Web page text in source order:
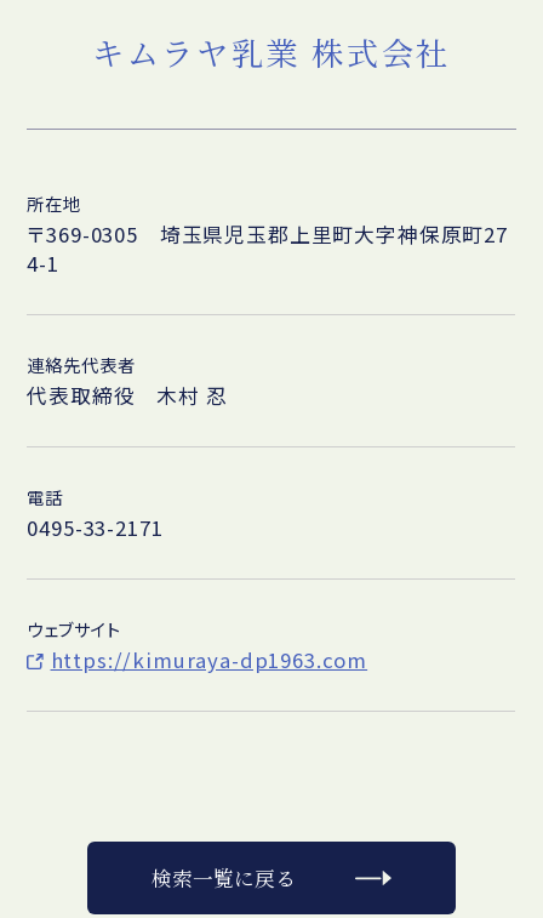
キムラヤ乳業 株式会社
所在地
〒369-0305 埼玉県児玉郡上里町大字神保原町27
4-1
連絡先代表者
代表取締役 木村 忍
電話
0495-33-2171
ウェブサイト
https://kimuraya-dp1963.com
検索一覧に戻る